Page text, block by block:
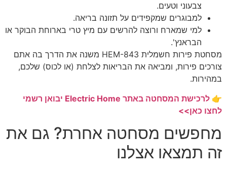
צבעוני וטעים.
למבוגרים שמקפידים על תזונה בריאה.
למי שמארח ורוצה להרשים עם מיץ טרי בארוחת הבוקר או
הבראנץ'.
מסחטת פירות חשמלית HEM-843 משנה את הדרך בה אתם
צורכים פירות, ומביאה את הבריאות לצלחת (או לכוס) שלכם,
במהירות.
👉
לרכישת המסחטה באתר Electric Home יבואן רשמי
לחצו כאן>>
מחפשים מסחטה אחרת? גם את
זה תמצאו אצלנו